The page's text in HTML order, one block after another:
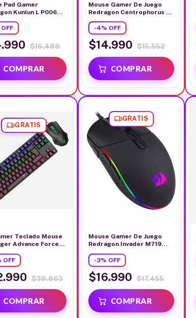
Pad Gamer
Kunlun L P006
OFF
$16.489
Mouse Gamer De Juego
Redragon Centrophorus 2
-4% OFF
$14.990 $15.552
GRATIS
Teclado Mouse
Advance Force
OFF
$38.863
GRATIS
Mouse Gamer De Juego
Redragon Invader M719
-3% OFF
$16.990 $17.455